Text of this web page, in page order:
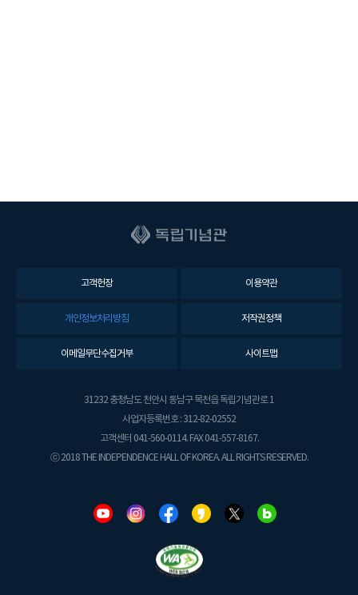
고객헌장 이용약관
개인정보처리방침 저작권정책
이메일무단수집거부 사이트맵
31232 충청남도 천안시 동남구 목천읍 독립기념관로 1
사업자등록번호 : 312-82-02552
고객센터 041-560-0114. FAX 041-557-8167.
ⓒ 2018 THE INDEPENDENCE HALL OF KOREA. ALL RIGHTS RESERVED.